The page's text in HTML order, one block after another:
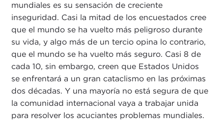
mundiales es su sensación de creciente
inseguridad. Casi la mitad de los encuestados cree
que el mundo se ha vuelto más peligroso durante
su vida, y algo más de un tercio opina lo contrario,
que el mundo se ha vuelto más seguro. Casi 8 de
cada 10, sin embargo, creen que Estados Unidos
se enfrentará a un gran cataclismo en las próximas
dos décadas. Y una mayoría no está segura de que
la comunidad internacional vaya a trabajar unida
para resolver los acuciantes problemas mundiales.